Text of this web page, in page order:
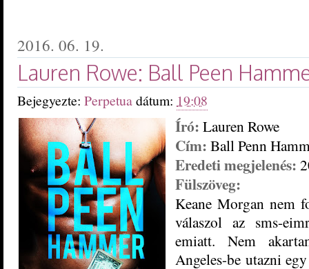
2016. 06. 19.
Lauren Rowe: Ball Peen
Bejegyezte: Perpetuadátum: 19:08
Író: Lauren Rowe
Cím: Ball Penn
Eredeti megjelenés:
Fülszöveg:
Keane Morgan nem
válaszol az sms-
emiatt. Nem
Angeles-be utazni